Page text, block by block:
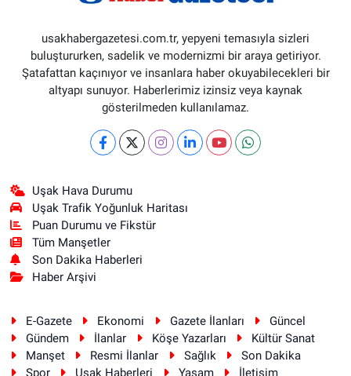
usakhabergazetesi.com.tr, yepyeni temasıyla sizleri
buluştururken, sadelik ve modernizmi bir araya getiriyor.
Şatafattan kaçınıyor ve insanlara haber okuyabilecekleri bir
altyapı sunuyor. Haberlerimiz izinsiz veya kaynak
gösterilmeden kullanılamaz.
Uşak Hava Durumu
Uşak Trafik Yoğunluk Haritası
Puan Durumu ve Fikstür
Tüm Manşetler
Son Dakika Haberleri
Haber Arşivi
E-Gazete Ekonomi Gazete İlanları
Güncel
Gündem
İlanlar Köşe Yazarları
Kültür Sanat
Manşet
Resmi İlanlar Sağlık
Son Dakika
Spor
Uşak Haberleri Yaşam İletişim